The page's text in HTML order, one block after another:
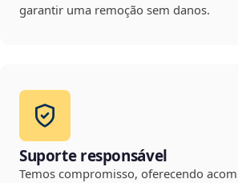
garantir uma remoção sem danos.
Suporte responsável
Temos compromisso, oferecendo